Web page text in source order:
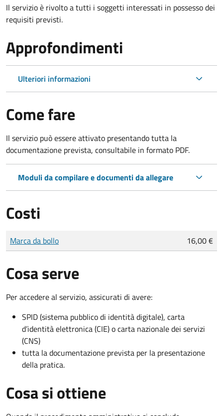
Il servizio è rivolto a tutti i soggetti interessati in possesso dei
requisiti previsti.
Approfondimenti
Ulteriori informazioni
Come fare
Il servizio può essere attivato presentando tutta la
documentazione prevista, consultabile in formato PDF.
Moduli da compilare e documenti da allegare
Costi
Tipo di pagamento
Importo
Marca da bollo 16,00 €
Cosa serve
Per accedere al servizio, assicurati di avere:
SPID (sistema pubblico di identità digitale), carta
d’identità elettronica (CIE) o carta nazionale dei servizi
(CNS)
tutta la documentazione prevista per la presentazione
della pratica.
Cosa si ottiene